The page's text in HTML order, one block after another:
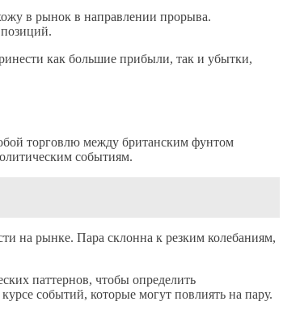
в рынок в направлении прорыва.
как большие прибыли, так и убытки,
торговлю между британским фунтом
событиям.
на рынке. Пара склонна к резким колебаниям,
паттернов, чтобы определить
событий, которые могут повлиять на пару.